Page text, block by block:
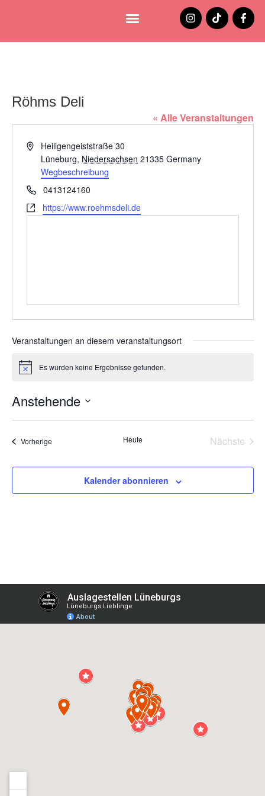
Röhms Deli
« Alle Veranstaltungen
AdresseHeiligengeiststraße 30
Lüneburg, Niedersachsen 21335 Germany
Wegbeschreibung
Telefon0413124160
Webseitehttps://www.roehmsdeli.de
Veranstaltungen an diesem veranstaltungsort
HinweisEs wurden keine Ergebnisse gefunden.
Anstehende
VorherigeVeranstaltungen Heute Nächste
Kalender abonnieren